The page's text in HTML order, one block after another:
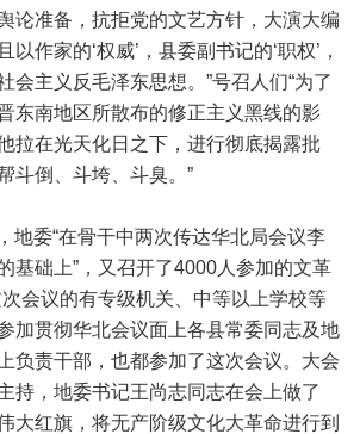
论准备，抗拒党的文艺方针，大演大编
作家的‘权威’，县委副书记的‘职权’，
会主义反毛泽东思想。”号召人们“为了
东南地区所散布的修正主义黑线的影
拉在光天化日之下，进行彻底揭露批
斗倒、斗垮、斗臭。”
委“在骨干中两次传达华北局会议李
基础上”，又召开了4000人参加的文革
会议的有专级机关、中等以上学校等
加贯彻华北会议面上各县常委同志及地
负责干部，也都参加了这次会议。大会
持，地委书记王尚志同志在会上做了
大红旗，将无产阶级文化大革命进行到